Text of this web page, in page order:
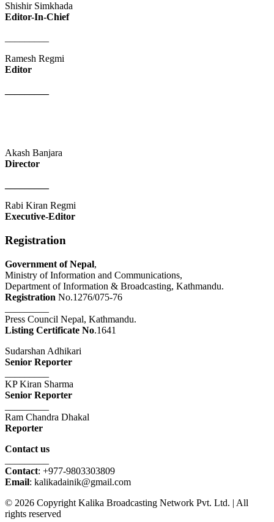
Shishir Simkhada
Editor-In-Chief
Ramesh Regmi
Editor
Akash Banjara
Director
Rabi Kiran Regmi
Executive-Editor
Registration
Government of Nepal,
Ministry of Information and Communications,
Department of Information & Broadcasting, Kathmandu.
Registration No.1276/075-76
Press Council Nepal, Kathmandu.
Listing Certificate No.1641
Sudarshan Adhikari
Senior Reporter
KP Kiran Sharma
Senior Reporter
Ram Chandra Dhakal
Reporter
Contact us
Contact: +977-9803303809
Email: kalikadainik@gmail.com
© 2026 Copyright Kalika Broadcasting Network Pvt. Ltd. | All
rights reserved